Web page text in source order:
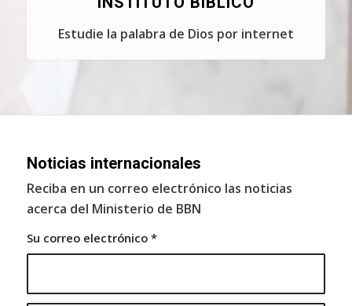
Estudie la palabra de Dios por internet
Noticias internacionales
Reciba en un correo electrónico las noticias
acerca del Ministerio de BBN
Su correo electrónico *